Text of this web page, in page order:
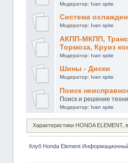
Модератор: Ivan spite
Система
Модератор: Ivan spite
АКПП-МКПП,
Тормоза, Круиз
Модератор: Ivan spite
Шины - Диски
Модератор: Ivan spite
Поиск
Поиск и решение
Модератор: Ivan spite
Характеристики HONDA ELEMENT,
Клуб Honda Element